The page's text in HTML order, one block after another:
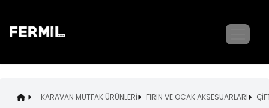
KARAVAN MUTFAK ÜRÜNLERİ FIRIN VE OCAK AKSESUARLARI